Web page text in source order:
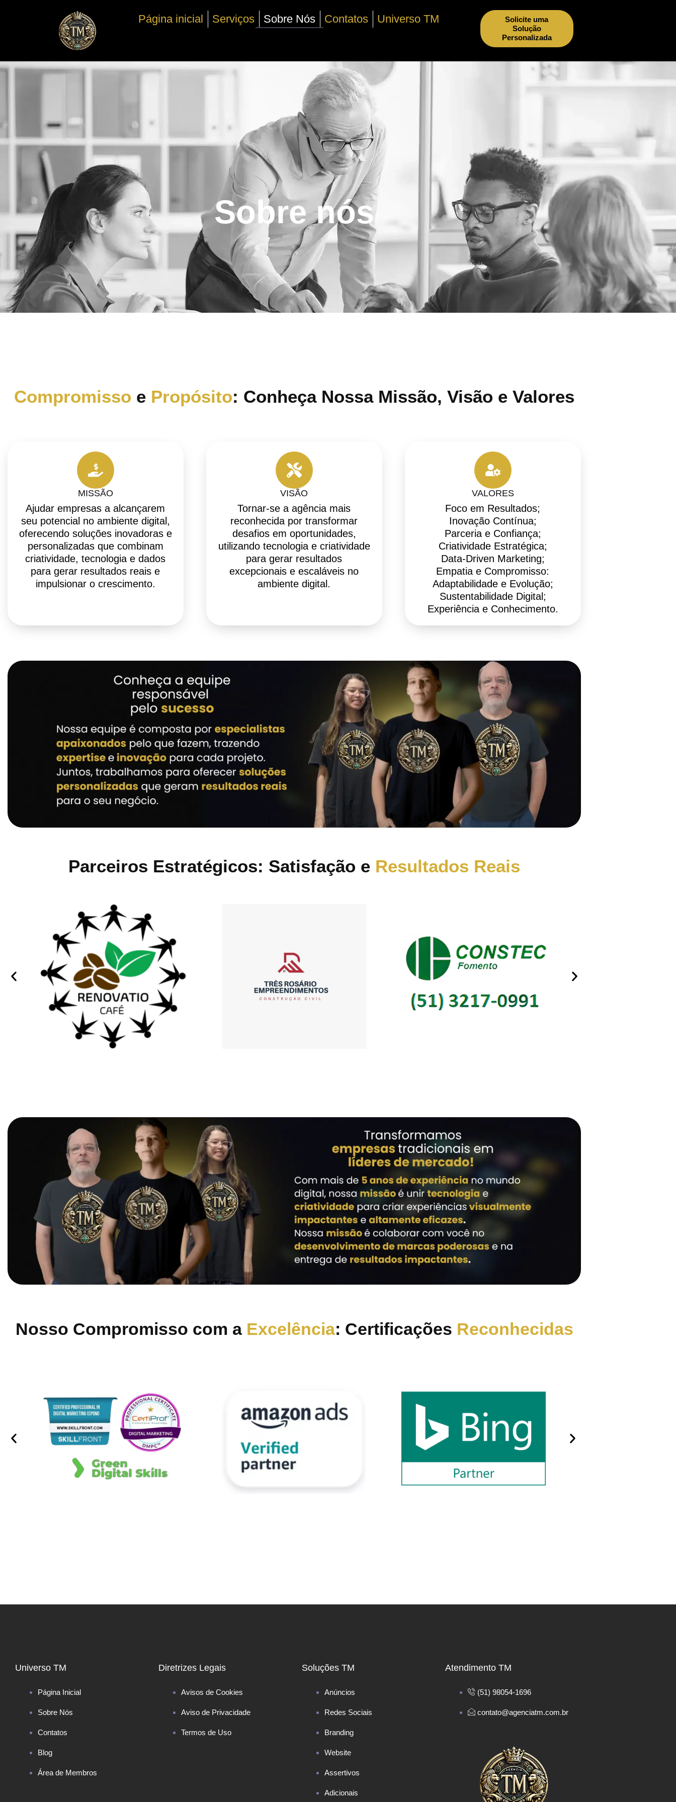
Página inicial Serviços Sobre Nós Contatos Universo TM
Solicite uma
Solução
Personalizada
Sobre nós
Compromisso e Propósito: Conheça Nossa Missão, Visão e Valores
MISSÃO
Ajudar empresas a alcançarem
seu potencial no ambiente digital,
oferecendo soluções inovadoras e
personalizadas que combinam
criatividade, tecnologia e dados
para gerar resultados reais e
impulsionar o crescimento.
VISÃO
Tornar-se a agência mais
reconhecida por transformar
desafios em oportunidades,
utilizando tecnologia e criatividade
para gerar resultados
excepcionais e escaláveis no
ambiente digital.
VALORES
Foco em Resultados;
Inovação Contínua;
Parceria e Confiança;
Criatividade Estratégica;
Data-Driven Marketing;
Empatia e Compromisso:
Adaptabilidade e Evolução;
Sustentabilidade Digital;
Experiência e Conhecimento.
Parceiros Estratégicos: Satisfação e Resultados Reais
Nosso Compromisso com a Excelência: Certificações Reconhecidas
Universo TM
Página Inicial
Sobre Nós
Contatos
Blog
Área de Membros
Diretrizes Legais
Avisos de Cookies
Aviso de Privacidade
Termos de Uso
Soluções TM
Anúncios
Redes Sociais
Branding
Website
Assertivos
Adicionais
Atendimento TM
(51) 98054-1696
contato@agenciatm.com.br